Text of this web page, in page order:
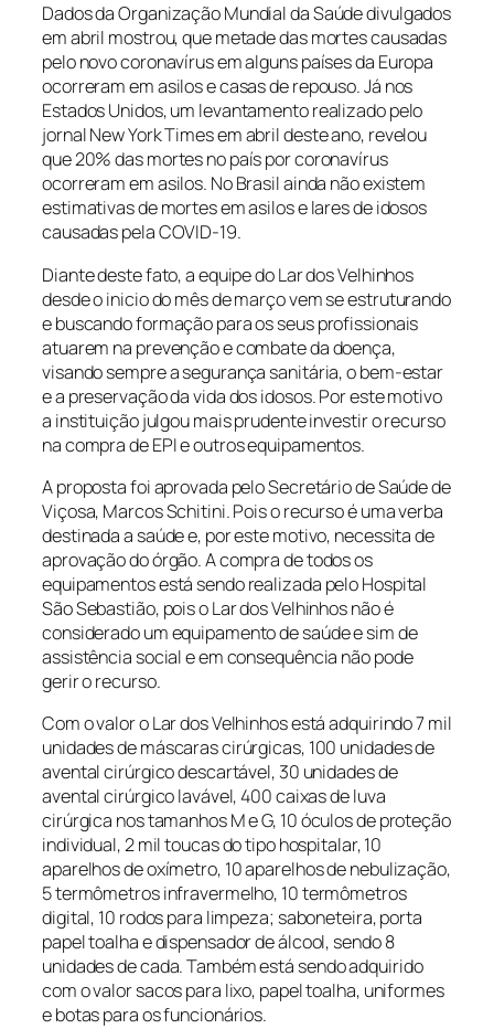
Dados da Organização Mundial da Saúde divulgados
em abril mostrou, que metade das mortes causadas
pelo novo coronavírus em alguns países da Europa
ocorreram em asilos e casas de repouso. Já nos
Estados Unidos, um levantamento realizado pelo
jornalNew York Timesem abril deste ano, revelou
que 20% das mortes no país por coronavírus
ocorreram em asilos. No Brasil ainda não existem
estimativas de mortes em asilos e lares de idosos
causadas pela COVID-19.
Diante deste fato, a equipe do Lar dos Velhinhos
desde o inicio do mês de março vem se estruturando
e buscando formação para os seus profissionais
atuarem na prevenção e combate da doença,
visando sempre a segurança sanitária, o bem-estar
e a preservação da vida dos idosos. Por este motivo
a instituição julgou mais prudente investir o recurso
na compra de EPI e outros equipamentos.
A proposta foi aprovada pelo Secretário de Saúde de
Viçosa, Marcos Schitini. Pois o recurso é uma verba
destinada a saúde e, por este motivo, necessita de
aprovação do órgão. A compra de todos os
equipamentos está sendo realizada pelo Hospital
São Sebastião, pois o Lar dos Velhinhos não é
considerado um equipamento de saúde e sim de
assistência social e em consequência não pode
gerir o recurso.
Com o valor o Lar dos Velhinhos está adquirindo 7 mil
unidades de máscaras cirúrgicas, 100 unidades de
avental cirúrgico descartável, 30 unidades de
avental cirúrgico lavável, 400 caixas de luva
cirúrgica nos tamanhos M e G, 10 óculos de proteção
individual, 2 mil toucas do tipo hospitalar, 10
aparelhos de oxímetro, 10 aparelhos de nebulização,
5 termômetros infravermelho, 10 termômetros
digital, 10 rodos para limpeza; saboneteira, porta
papel toalha e dispensador de álcool, sendo 8
unidades de cada. Também está sendo adquirido
com o valor sacos para lixo, papel toalha, uniformes
e botas para os funcionários.